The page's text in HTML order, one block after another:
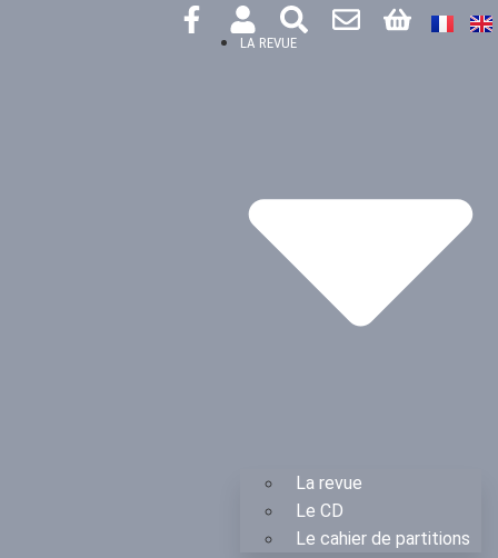
LA REVUE
La revue
Le CD
Le cahier de partitions